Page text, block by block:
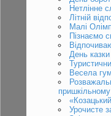
Нетлінне
Літній
Малі
Пізнаємо
День казки
Весела
Урочисте